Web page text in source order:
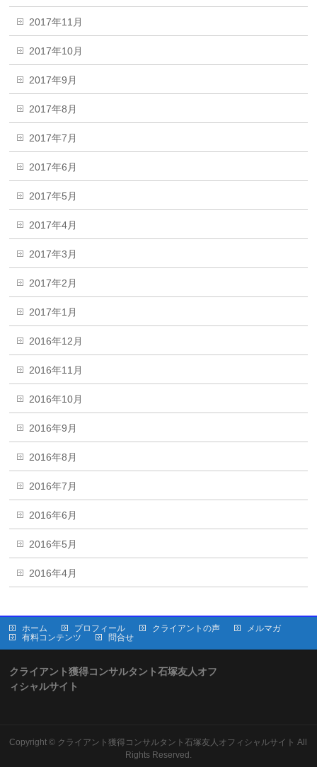
2017年11月
2017年10月
2017年9月
2017年8月
2017年7月
2017年6月
2017年5月
2017年4月
2017年3月
2017年2月
2017年1月
2016年12月
2016年11月
2016年10月
2016年9月
2016年8月
2016年7月
2016年6月
2016年5月
2016年4月
ホーム プロフィール クライアントの声
メルマガ
有料コンテンツ
問合せ
クライアント獲得コンサルタント石塚友人オフ
ィシャルサイト
Copyright © クライアント獲得コンサルタント石塚友人オフィシャルサイト All
Rights Reserved.